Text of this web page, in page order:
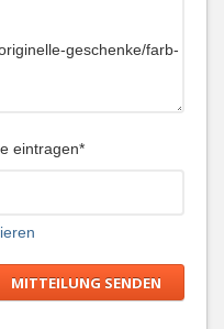
eintragen*